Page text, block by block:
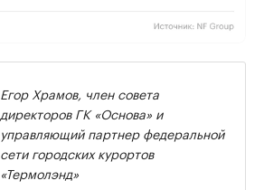
Егор Храмов, член совета
директоров ГК «Основа» и
управляющий партнер федеральной
сети городских курортов
«Термолэнд»